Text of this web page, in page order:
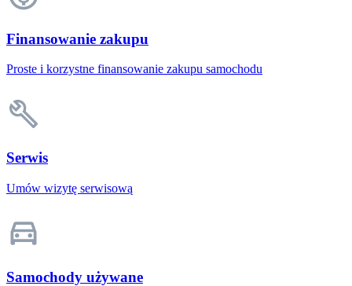
Finansowanie zakupu
Proste i korzystne finansowanie zakupu samochodu
Serwis
Umów wizytę serwisową
Samochody używane